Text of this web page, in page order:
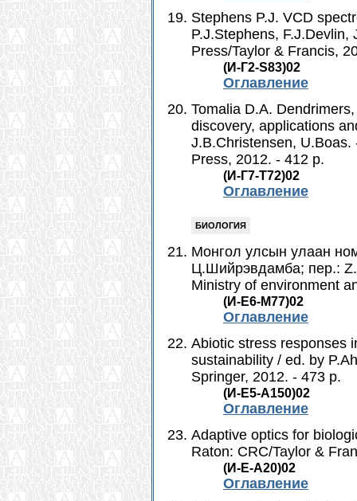
Stephens P.J. VCD
P.J.Stephens,
Press/Taylor & Francis,
(И-Г2-S83)02
Оглавление
Tomalia D.A.
discovery, applications
J.B.Christensen,
Press, 2012. - 412 p.
(И-Г7-Т72)02
Оглавление
БИОЛОГИЯ
Монгол улсын улаан
Ц.Шийрэвдамба; пер.:
Ministry of environment
(И-Е6-М77)02
Оглавление
Abiotic stress responses
sustainability / ed. by
Springer, 2012. - 473 p.
(И-Е5-A150)02
Оглавление
Adaptive optics for
Raton: CRC/Taylor &
(И-Е-А20)02
Оглавление